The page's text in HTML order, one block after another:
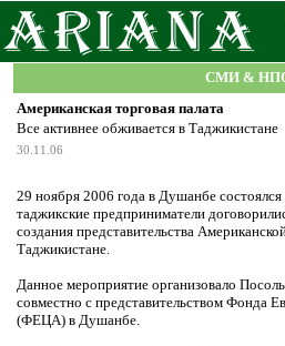
СМИ &
Американская торговая палата
Все активнее обживается в Таджикистане
30.11.06
29 ноября 2006 года в Душанбе
таджикские предприниматели
создания представительства
Таджикистане.
Данное мероприятие организовало
совместно с представительством Фонда
(ФЕЦА) в Душанбе.